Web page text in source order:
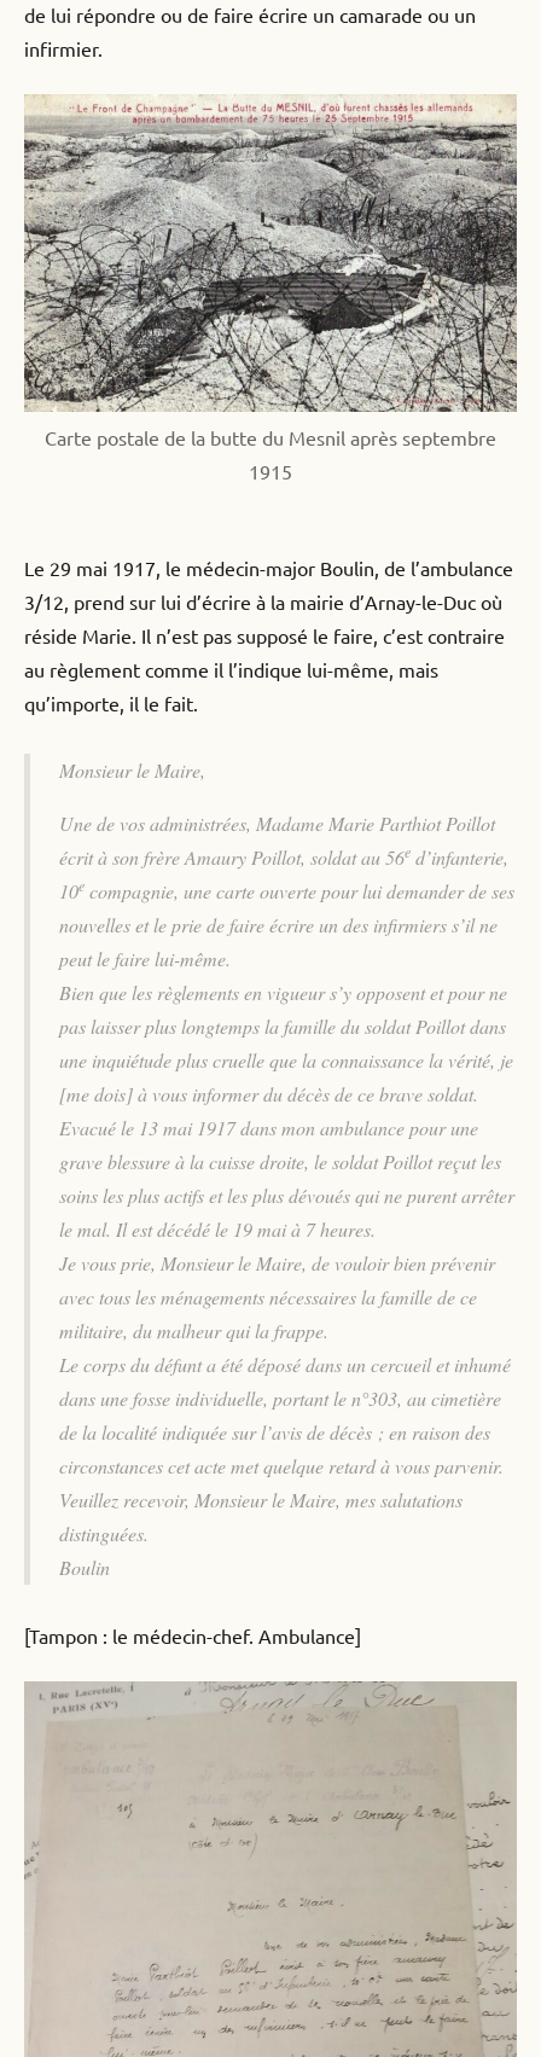
de lui répondre ou de faire écrire un camarade ou un
infirmier.
Carte postale de la butte du Mesnil après septembre
1915
Le 29 mai 1917, le médecin-major Boulin, de l’ambulance
3/12, prend sur lui d’écrire à la mairie d’Arnay-le-Duc où
réside Marie. Il n’est pas supposé le faire, c’est contraire
au règlement comme il l’indique lui-même, mais
qu’importe, il le fait.
Monsieur le Maire,
Une de vos administrées, Madame Marie Parthiot Poillot
écrit à son frère Amaury Poillot, soldat au 56e d’infanterie,
10e compagnie, une carte ouverte pour lui demander de ses
nouvelles et le prie de faire écrire un des infirmiers s’il ne
peut le faire lui-même.
Bien que les règlements en vigueur s’y opposent et pour ne
pas laisser plus longtemps la famille du soldat Poillot dans
une inquiétude plus cruelle que la connaissance la vérité, je
[me dois] à vous informer du décès de ce brave soldat.
Evacué le 13 mai 1917 dans mon ambulance pour une
grave blessure à la cuisse droite, le soldat Poillot reçut les
soins les plus actifs et les plus dévoués qui ne purent arrêter
le mal. Il est décédé le 19 mai à 7 heures.
Je vous prie, Monsieur le Maire, de vouloir bien prévenir
avec tous les ménagements nécessaires la famille de ce
militaire, du malheur qui la frappe.
Le corps du défunt a été déposé dans un cercueil et inhumé
dans une fosse individuelle, portant le n°303, au cimetière
de la localité indiquée sur l’avis de décès ; en raison des
circonstances cet acte met quelque retard à vous parvenir.
Veuillez recevoir, Monsieur le Maire, mes salutations
distinguées.
Boulin
[Tampon : le médecin-chef. Ambulance]